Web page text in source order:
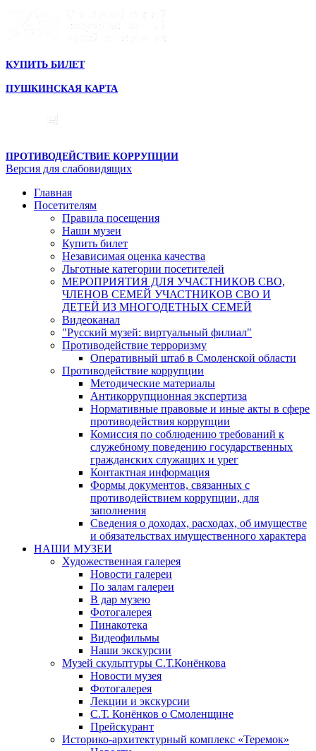
КУПИТЬ БИЛЕТ
ПУШКИНСКАЯ КАРТА
ПРОТИВОДЕЙСТВИЕ КОРРУПЦИИ
Версия для слабовидящих
Главная
Посетителям
Правила посещения
Наши музеи
Купить билет
Независимая оценка качества
Льготные категории посетителей
МЕРОПРИЯТИЯ ДЛЯ УЧАСТНИКОВ СВО,
ЧЛЕНОВ СЕМЕЙ УЧАСТНИКОВ СВО И
ДЕТЕЙ ИЗ МНОГОДЕТНЫХ СЕМЕЙ
Видеоканал
"Русский музей: виртуальный филиал"
Противодействие терроризму
Оперативный штаб в Смоленской области
Противодействие коррупции
Методические материалы
Антикоррупционная экспертиза
Нормативные правовые и иные акты в сфере
противодействия коррупции
Комиссия по соблюдению требований к
служебному поведению государственных
гражданских служащих и урег
Контактная информация
Формы документов, связанных с
противодействием коррупции, для
заполнения
Сведения о доходах, расходах, об имуществе
и обязательствах имущественного характера
НАШИ МУЗЕИ
Художественная галерея
Новости галереи
По залам галереи
В дар музею
Фотогалерея
Пинакотека
Видеофильмы
Наши экскурсии
Музей скульптуры С.Т.Конёнкова
Новости музея
Фотогалерея
Лекции и экскурсии
С.Т. Конёнков о Смоленщине
Прейскурант
Историко-архитектурный комплекс «Теремок»